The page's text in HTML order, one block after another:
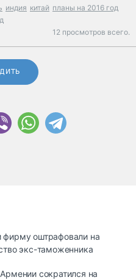
индия китай планы на 2016 год
12 просмотров всего.
фирму оштрафовали на
экс-таможенника
сократился на